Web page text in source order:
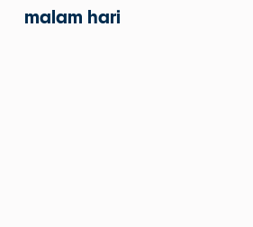
malam hari